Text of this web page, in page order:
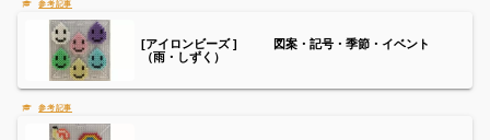
[アイロンビーズ ] 図案・記号・季節・イベント
（雨・しずく）